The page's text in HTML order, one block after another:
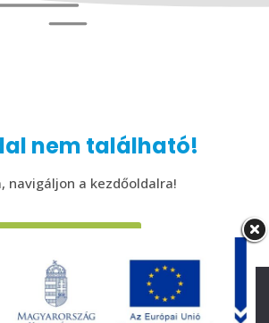
nem található!
navigáljon a kezdőoldalra!
élmény érdekében az oldalon cookie-kat
használatával, Ön elfogadja a cookie-k